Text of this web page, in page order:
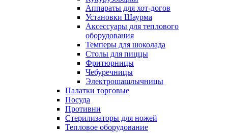
Аппараты для хот-догов
Установки Шаурма
Аксессуары для теплового
оборудования
Темперы для шоколада
Столы для пиццы
Фритюрницы
Чебуречницы
Электрошашлычницы
Палатки торговые
Посуда
Противни
Стерилизаторы для ножей
Тепловое оборудование